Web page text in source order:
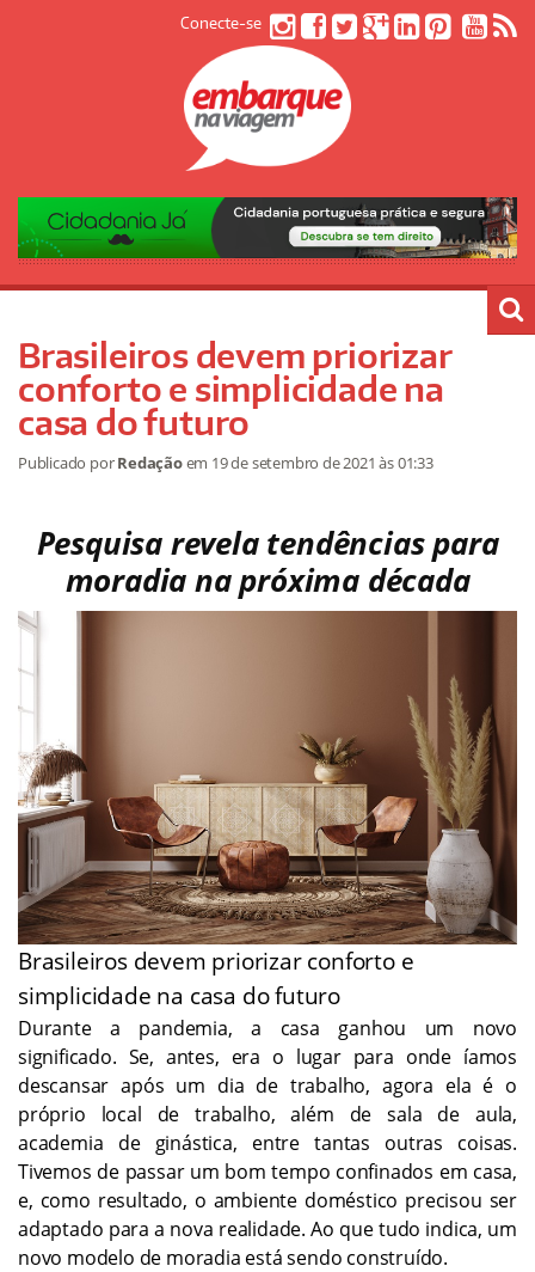
Conecte-se
Brasileiros devem priorizar
conforto e simplicidade na
casa do futuro
Publicado porRedaçãoem 19 de setembro de 2021às 01:33
Pesquisa revela tendências para
moradia na próxima década
Brasileiros devem priorizar conforto e
simplicidade na casa do futuro
Durante a pandemia, a casa ganhou um novo
significado. Se, antes, era o lugar para onde íamos
descansar após um dia de trabalho, agora ela é o
próprio local de trabalho, além de sala de aula,
academia de ginástica, entre tantas outras coisas.
Tivemos de passar um bom tempo confinados em casa,
e, como resultado, o ambiente doméstico precisou ser
adaptado para a nova realidade. Ao que tudo indica, um
novo modelo de moradia está sendo construído.